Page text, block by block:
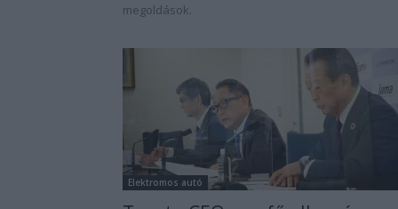
megoldások.
Elektromos autó